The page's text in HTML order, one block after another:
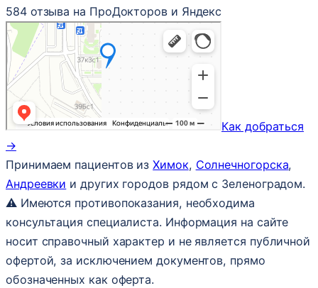
584 отзыва на ПроДокторов и Яндекс
Как добраться
→
Принимаем пациентов изХимок, Солнечногорска,
Андреевки и других городов рядом с Зеленоградом.
⚠ Имеются противопоказания, необходима
консультация специалиста. Информация на сайте
носит справочный характер и не является публичной
офертой, за исключением документов, прямо
обозначенных как оферта.